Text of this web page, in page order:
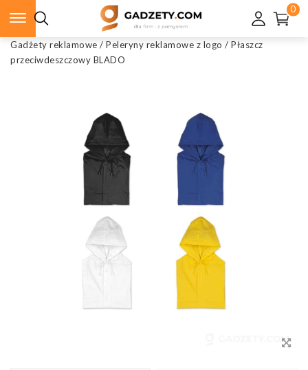
0
Gadżety reklamowe / Peleryny reklamowe z logo / Płaszcz
przeciwdeszczowy BLADO